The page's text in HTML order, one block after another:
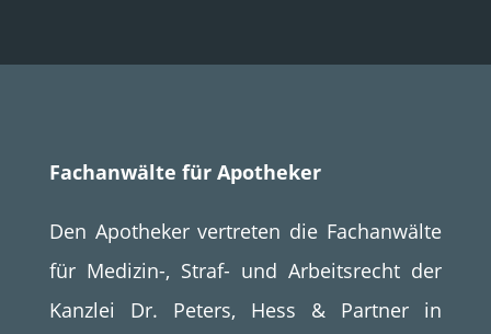
Fachanwälte für Apotheker
Den Apotheker vertreten die Fachanwälte
für Medizin-, Straf- und Arbeitsrecht der
Kanzlei Dr. Peters, Hess & Partner in